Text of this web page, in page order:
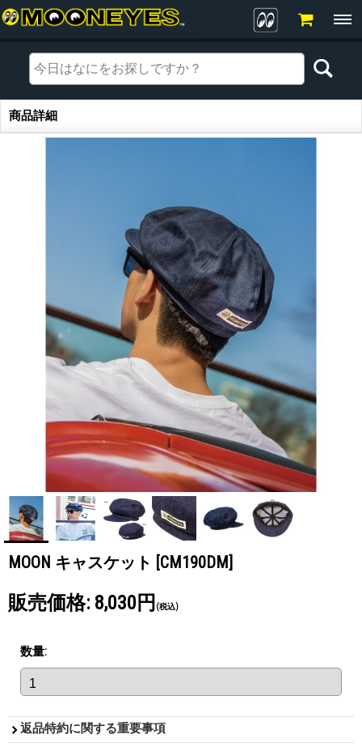
商品詳細
商品詳細
MOON キャスケット [CM190DM]
販売価格: 8,030円 (税込)
数量:
返品特約に関する重要事項